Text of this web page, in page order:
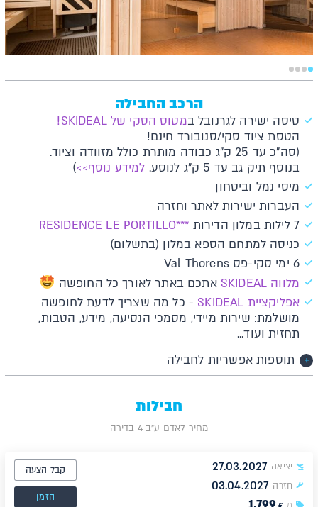
הרכב החבילה
טיסה ישירה לגרנובל במטוס הסקי של SKIDEAL!
הטסת ציוד סקי/סנובורד חינם!
(סה"כ עד 25 ק"ג כבודה מותרת כולל מזוודה וציוד.
בנוסף תיק גב עד 5 ק"ג לנוסע.
למידע נוסף>>)
מיסי נמל וביטחון
העברות ישירות לאתר וחזרה
7 לילות במלון הדירות
***RESIDENCE LE PORTILLO
כניסה למתחם הספא במלון (בתשלום)
6 ימי סקי-פס Val Thorens
מלווה SKIDEAL
אתכם באתר לאורך כל החופשה
א​פליקציית SKIDEAL​​
- כל מה שצריך לדעת לחופשה
מושלמת: שירות מיידי, מסמכי הנסיעה, מידע, הטבות,
תחזית ועוד...
תוספות אפשריות לחבילה
חבילות
מחיר לאדם ע"ב 4 בדירה
יציאה 27.03.2027
חזרה 03.04.2027
קבל הצעה
הזמן